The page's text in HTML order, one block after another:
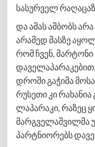
სასურველ
და ამას ამბობს
არამედ მასზე
რომ ჩვენ,
დაველაპარაკებით,
დროში გაჭიმა
რუსეთი კი
ლაპარაკი, რაზეც
მარგველაშვილმა
პარტნიორებს